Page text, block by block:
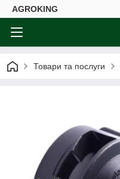
AGROKING
Товари та послуги